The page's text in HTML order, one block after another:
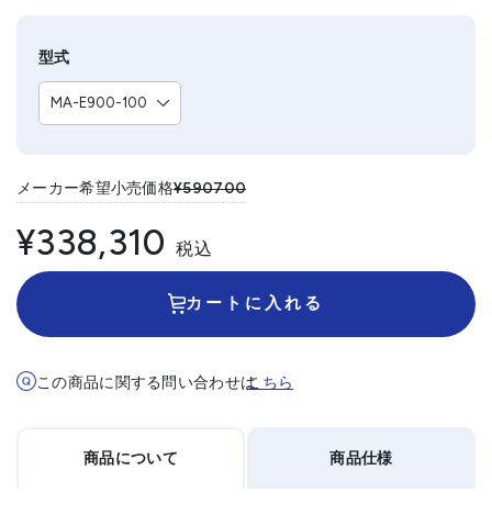
型式
メーカー希望小売価格¥590700
¥338,310 税込
カートに入れる
この商品に関する問い合わせはこちら
商品について 商品仕様